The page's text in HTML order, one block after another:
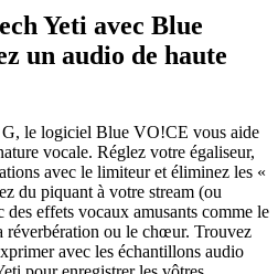
Yeti avec Blue
un audio de haute
le logiciel Blue VO!CE vous aide
vocale. Réglez votre égaliseur,
avec le limiteur et éliminez les «
du piquant à votre stream (ou
des effets vocaux amusants comme le
réverbération ou le chœur. Trouvez
avec les échantillons audio